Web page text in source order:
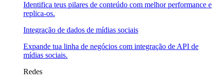
Identifica teus pilares de conteúdo com melhor performance e
replica-os.
Integração de dados de mídias sociais
Expande tua linha de negócios com integração de API de
mídias sociais.
Redes